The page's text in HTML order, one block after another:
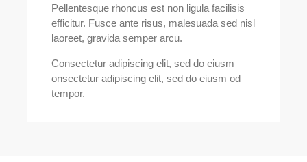
Pellentesque rhoncus est non ligula facilisis
efficitur. Fusce ante risus, malesuada sed nisl
laoreet, gravida semper arcu.
Consectetur adipiscing elit, sed do eiusm
onsectetur adipiscing elit, sed do eiusm od
tempor.